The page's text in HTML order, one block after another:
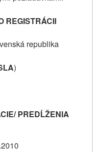
REGISTRÁCII
republika
)
PREDĹŽENIA